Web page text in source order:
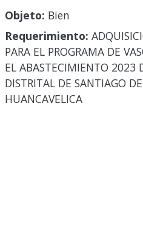
Objeto: Bien
Requerimiento:
PARA EL PROGRAMA DE
EL ABASTECIMIENTO 2023
DISTRITAL DE SANTIAGO
HUANCAVELICA